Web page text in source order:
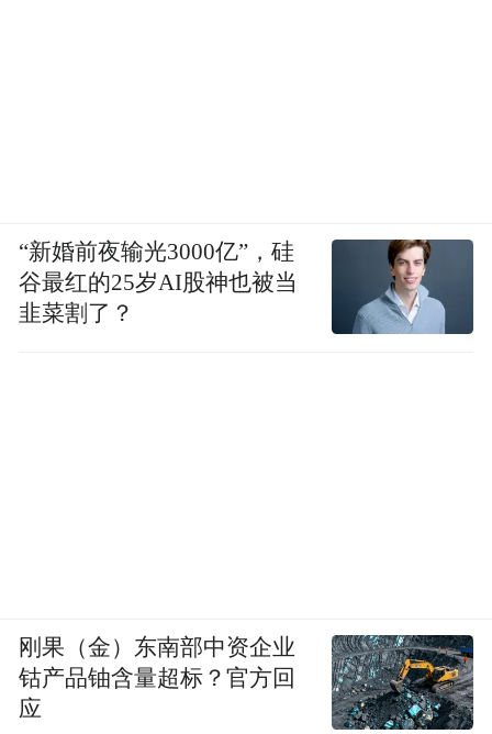
“新婚前夜输光3000亿”，硅
谷最红的25岁AI股神也被当
韭菜割了？
刚果（金）东南部中资企业
钴产品铀含量超标？官方回
应